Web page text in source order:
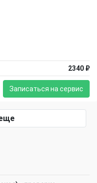
2340 ₽
Записаться на сервис